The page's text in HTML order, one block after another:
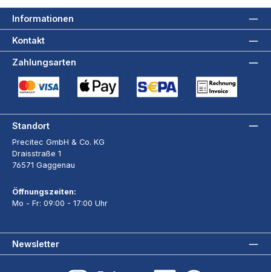
Informationen
Kontakt
Zahlungsarten
Standort
Precitec GmbH & Co. KG
Draisstraße 1
76571 Gaggenau
Öffnungszeiten:
Mo - Fr: 09:00 - 17:00 Uhr
Newsletter